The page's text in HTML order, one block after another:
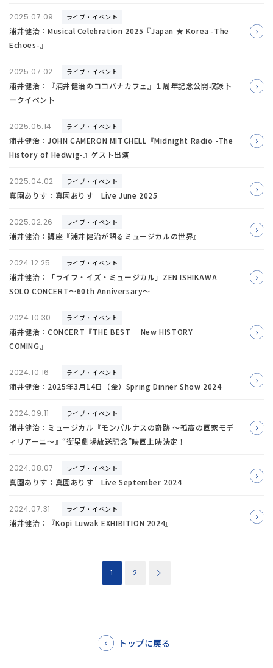
2025.07.09 ライブ・イベント
浦井健治：Musical Celebration 2025『Japan ★ Korea -The
Echoes-』
2025.07.02 ライブ・イベント
浦井健治：『浦井健治のココバナカフェ』１周年記念公開収録ト
ークイベント
2025.05.14 ライブ・イベント
浦井健治：JOHN CAMERON MITCHELL『Midnight Radio -The
History of Hedwig-』ゲスト出演
2025.04.02 ライブ・イベント
真園ありす：真園ありす Live June 2025
2025.02.26 ライブ・イベント
浦井健治：講座『浦井健治が語るミュージカルの世界』
2024.12.25 ライブ・イベント
浦井健治：「ライフ・イズ・ミュージカル」ZEN ISHIKAWA
SOLO CONCERT～60th Anniversary～
2024.10.30 ライブ・イベント
浦井健治：CONCERT『THE BEST ‐New HISTORY
COMING』
2024.10.16 ライブ・イベント
浦井健治：2025年3月14日（金）Spring Dinner Show 2024
2024.09.11 ライブ・イベント
浦井健治：ミュージカル『モンパルナスの奇跡 ～孤高の画家モデ
ィリアーニ～』“衛星劇場放送記念”映画上映決定！
2024.08.07 ライブ・イベント
真園ありす：真園ありす Live September 2024
2024.07.31 ライブ・イベント
浦井健治：『Kopi Luwak EXHIBITION 2024』
1 2
トップに戻る